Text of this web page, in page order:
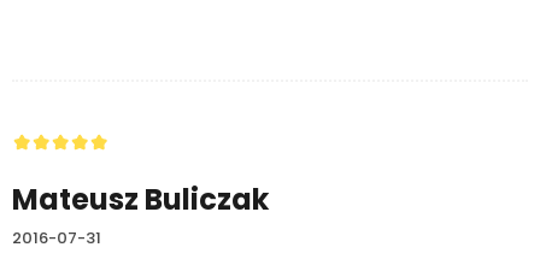
Mateusz Buliczak
2016-07-31